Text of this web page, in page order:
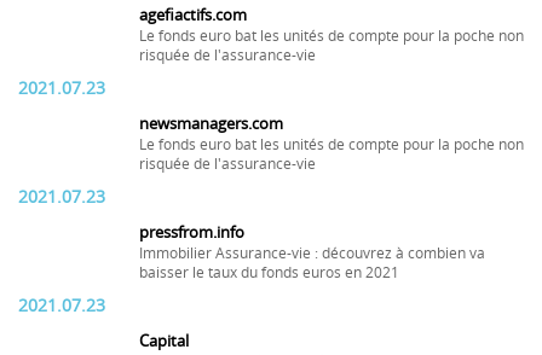
agefiactifs.com
Le fonds euro bat les unités de compte pour la poche non
risquée de l'assurance-vie
2021.07.23
newsmanagers.com
Le fonds euro bat les unités de compte pour la poche non
risquée de l'assurance-vie
2021.07.23
pressfrom.info
Immobilier Assurance-vie : découvrez à combien va
baisser le taux du fonds euros en 2021
2021.07.23
Capital